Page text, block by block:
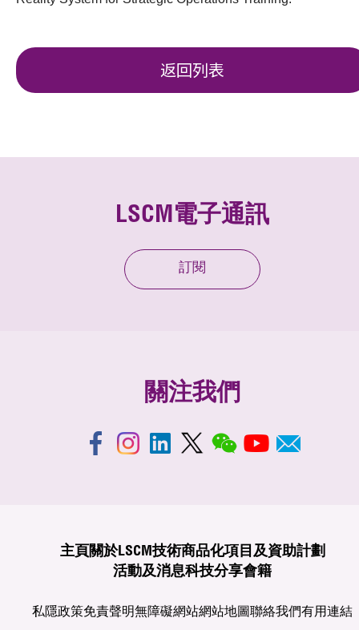
返回列表
LSCM電子通訊
訂閱
關注我們
主頁 關於LSCM技術商品化項目及資助計劃
活動及消息科技分享會籍
私隱政策免責聲明無障礙網站網站地圖聯絡我們有用連結